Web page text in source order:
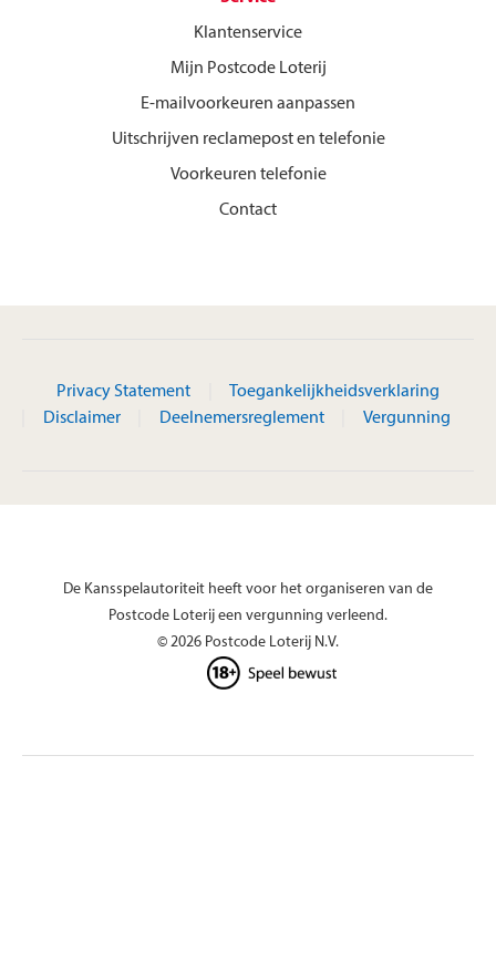
Klantenservice
Mijn Postcode Loterij
E-mailvoorkeuren aanpassen
Uitschrijven reclamepost en telefonie
Voorkeuren telefonie
Contact
Privacy Statement
Toegankelijkheidsverklaring
Disclaimer
Deelnemersreglement Vergunning
De Kansspelautoriteit heeft voor het organiseren van de
Postcode Loterij een vergunning verleend.
© 2026 Postcode Loterij N.V.